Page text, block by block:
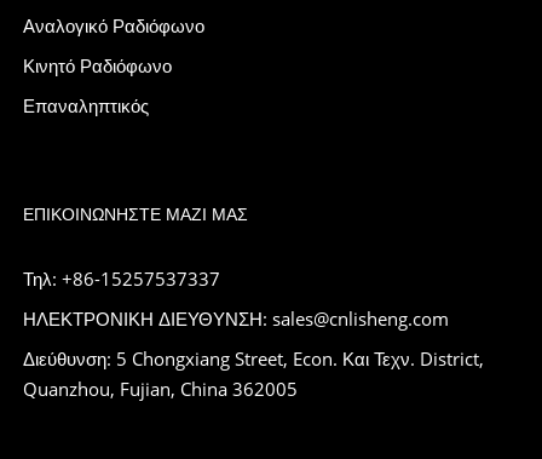
Αναλογικό Ραδιόφωνο
Κινητό Ραδιόφωνο
Επαναληπτικός
ΕΠΙΚΟΙΝΩΝΉΣΤΕ ΜΑΖΊ ΜΑΣ
Τηλ: +86-15257537337
ΗΛΕΚΤΡΟΝΙΚΗ ΔΙΕΥΘΥΝΣΗ: sales@cnlisheng.com
Διεύθυνση: 5 Chongxiang Street, Econ. Και Τεχν. District,
Quanzhou, Fujian, China 362005